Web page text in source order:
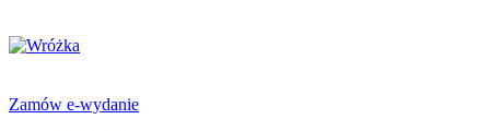
Zamów e-wydanie